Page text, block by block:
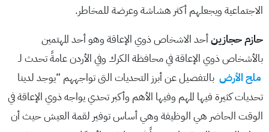
الاجتماعية ويجعلهم أكثر هشاشة وعرضة للمخاطر.
حازم حجازينأحد الاشخاص ذوي الإعاقة وهو أحد المهتمين
بالأشخاص ذوي الإعاقة في محافظة الكرك وفي الأردن عامةً تحدث لـ
ملح الأرض بالتفصيل عن أبرز التحديات التى تواجههم “يوجد لدينا
تحديات كثيرة فيها المهم وفيها الأهم وأكبر تحدي يواجه ذوي الإعاقة في
الوقت الحاضر هي الوظيفة وهي أساس توفير لقمة العيش حيث أن